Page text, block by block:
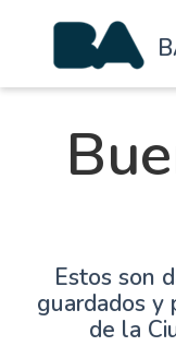
Estos son
guardados y
de la